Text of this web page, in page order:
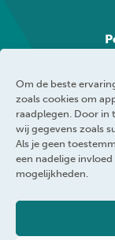
Om de beste
zoals cookies om
raadplegen. Door in
wij gegevens zoals
Als je geen
een nadelige
mogelijkheden.
Responsible